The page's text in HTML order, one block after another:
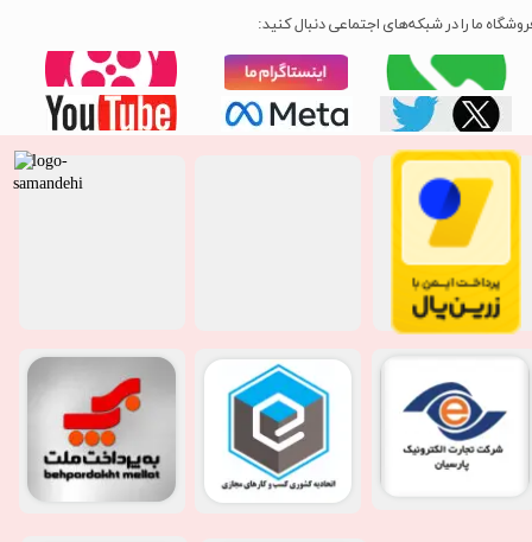
ما را در شبکه‌های اجتماعی دنبال کنید: